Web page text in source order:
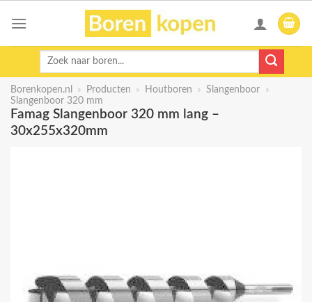
Zoeken
Borenkopen.nl » Producten » Houtboren » Slangenboor
»
Slangenboor 320 mm
Famag Slangenboor 320 mm lang –
30x255x320mm